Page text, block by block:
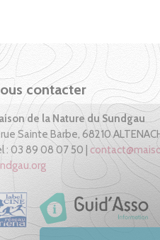
contacter
de la Nature du Sundgau
rue Sainte Barbe, 68210
: 03 89 08 07 50 |